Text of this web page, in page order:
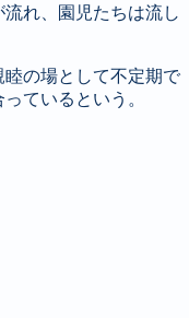
れ、園児たちは流し
の場として不定期で
ているという。